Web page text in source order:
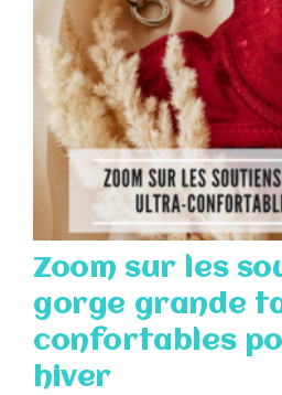
Zoom sur les
gorge grande
confortables
hiver